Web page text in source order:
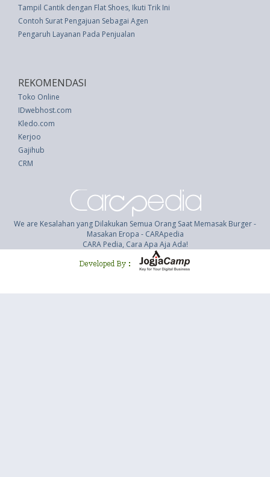
Tampil Cantik dengan Flat Shoes, Ikuti Trik Ini
Contoh Surat Pengajuan Sebagai Agen
Pengaruh Layanan Pada Penjualan
REKOMENDASI
Toko Online
IDwebhost.com
Kledo.com
Kerjoo
Gajihub
CRM
We are Kesalahan yang Dilakukan Semua Orang Saat Memasak Burger -
Masakan Eropa - CARApedia
CARA Pedia, Cara Apa Aja Ada!